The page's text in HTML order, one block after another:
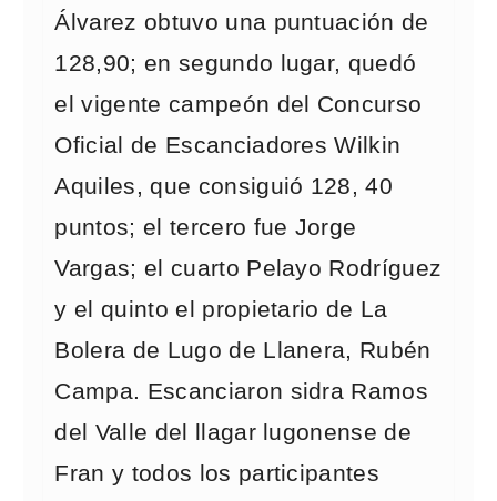
Álvarez obtuvo una puntuación de
128,90; en segundo lugar, quedó
el vigente campeón del Concurso
Oficial de Escanciadores Wilkin
Aquiles, que consiguió 128, 40
puntos; el tercero fue Jorge
Vargas; el cuarto Pelayo Rodríguez
y el quinto el propietario de La
Bolera de Lugo de Llanera, Rubén
Campa. Escanciaron sidra Ramos
del Valle del llagar lugonense de
Fran y todos los participantes